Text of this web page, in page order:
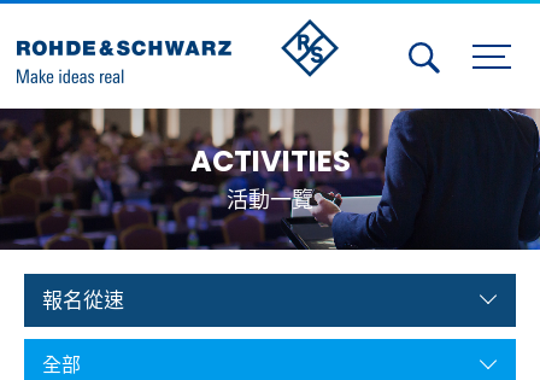
Activities
Contact Us
Member
Calendar
Member Login
ACTIVITIES
活動一覽
報名從速
全部